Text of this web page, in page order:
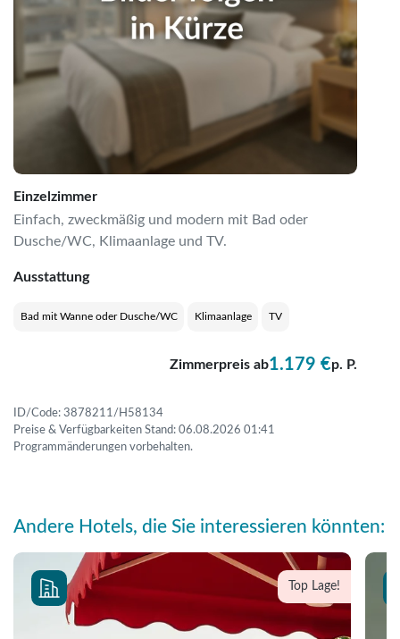
Einzelzimmer
Einfach, zweckmäßig und modern mit Bad oder
Dusche/WC, Klimaanlage und TV.
Ausstattung
Bad mit Wanne oder Dusche/WC Klimaanlage TV
Zimmerpreis ab1.179 €p. P.
ID/Code: 3878211/H58134
Preise & Verfügbarkeiten Stand: 06.08.2026 01:41
Programmänderungen vorbehalten.
Andere Hotels, die Sie interessieren könnten:
Top Lage!